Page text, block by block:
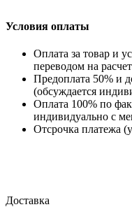
Условия оплаты
Оплата за товар и
переводом на
Предоплата 50% и
(обсуждается
Оплата 100% по
индивидуально с
Отсрочка платежа
Доставка